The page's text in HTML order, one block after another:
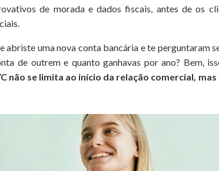
de morada e dados fiscais, antes de os
abriste uma nova conta bancária e te perguntaram
de outrem e quanto ganhavas por ano? Bem,
não se limita ao início da relação comercial, mas